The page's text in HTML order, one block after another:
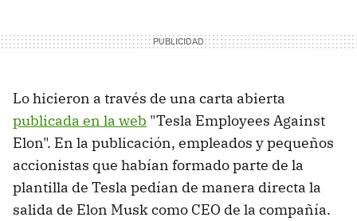
Lo hicieron a través de una carta abierta
publicada en la web "Tesla Employees Against
Elon". En la publicación, empleados y pequeños
accionistas que habían formado parte de la
plantilla de Tesla pedían de manera directa la
salida de Elon Musk como CEO de la compañía.